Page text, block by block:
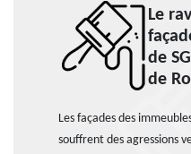
Le
de
de
Les façades des
souffrent des agressions